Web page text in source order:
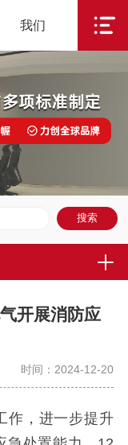
我们
开展消防应
时间：2024-12-20
作，进一步提升